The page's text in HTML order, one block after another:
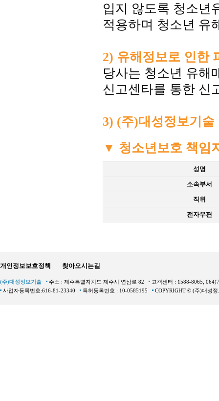
입지 않도록 청소년
적용하며 청소년 유
2) 유해정보로 인한
당사는 청소년 유해
신고센타를 통한 신
3) (주)대성정보기
▼ 청소년보호 책임
성명
소속부서
직위
전자우편
개인정보보호정책 찾아오시는길
(주)대성정보기술 주소 : 제주특별자치도 제주시 연삼로 82
고객센터 : 1588-8065,
사업자등록번호:616-81-23340
특허등록번호 : 10-0585195 COPYRIGHT © (주)대성